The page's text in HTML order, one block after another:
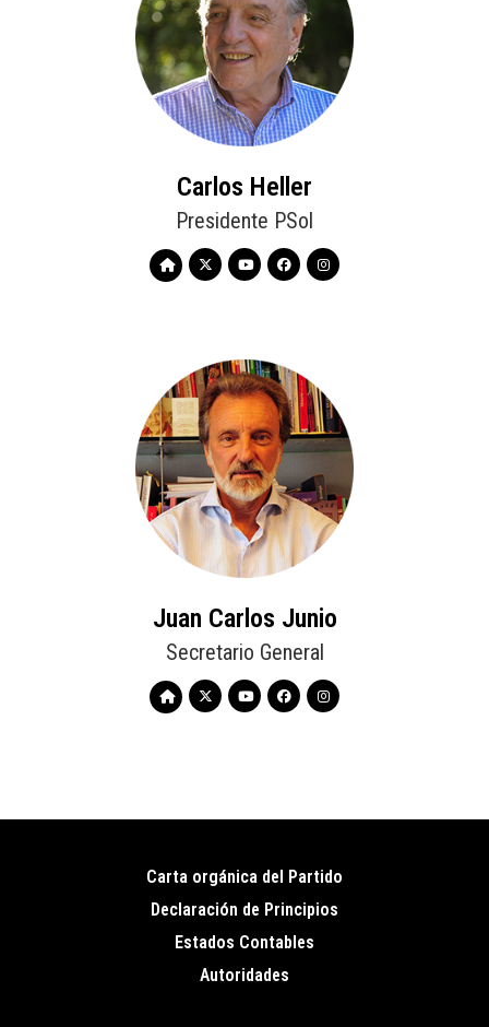
Carlos Heller
Presidente PSol
Juan Carlos Junio
Secretario General
Pie
de
página
Carta orgánica del Partido
Declaración de Principios
Estados Contables
Autoridades